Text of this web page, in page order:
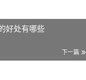
好处有哪些
下一篇